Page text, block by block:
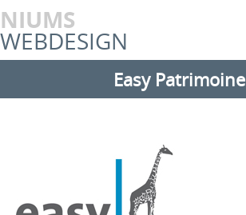
NIUMS
WEBDESIGN
Easy Patrimoine